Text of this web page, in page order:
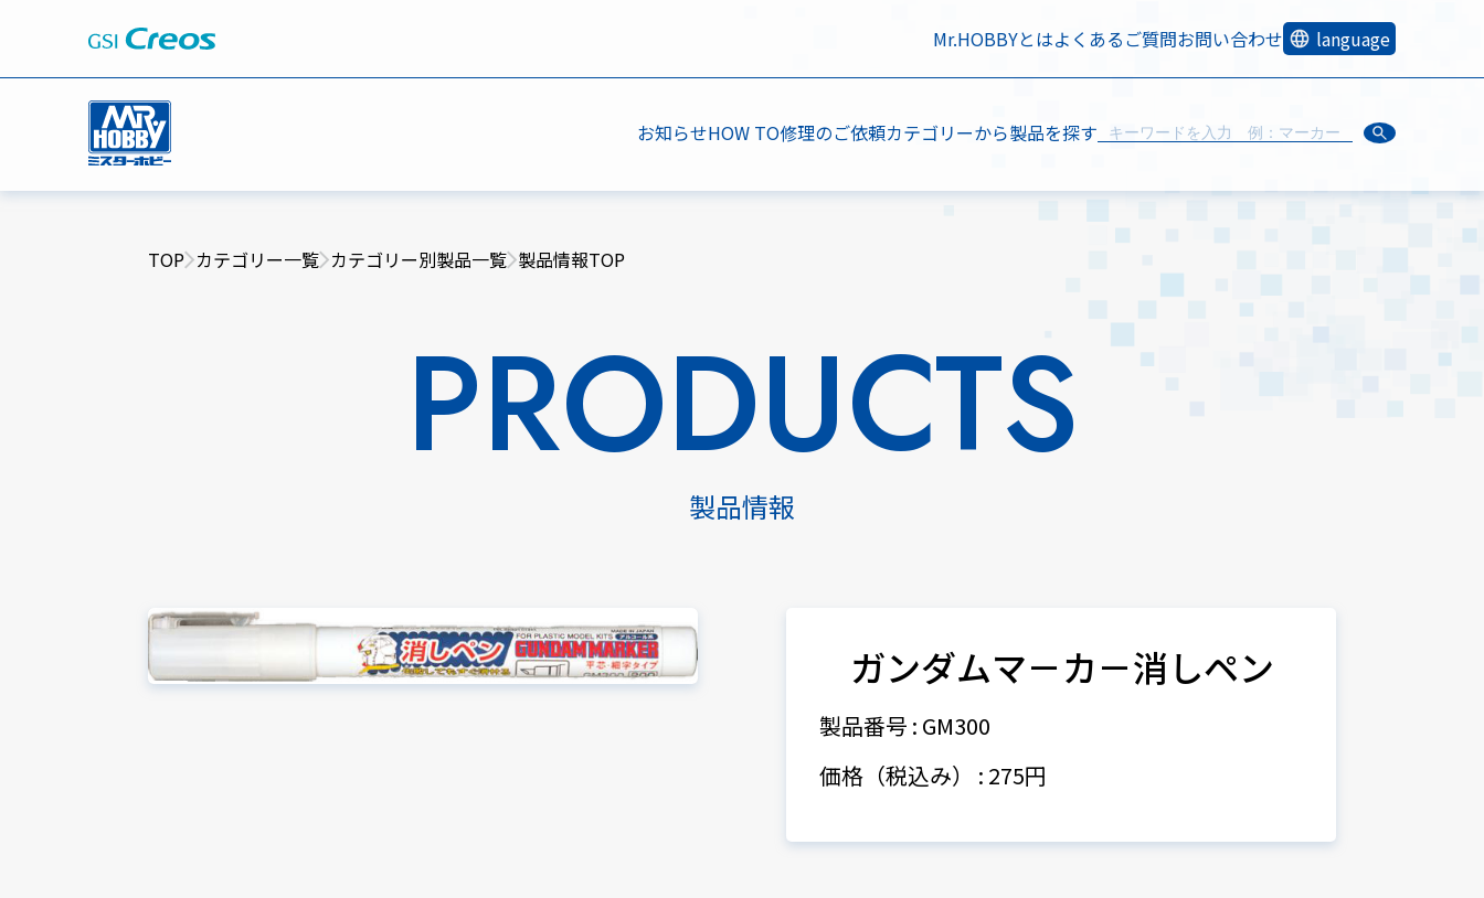
Mr.HOBBYとはよくあるご質問お問い合わせ language
お知らせHOW TO修理のご依頼カテゴリーから製品を探す
TOP カテゴリー一覧 カテゴリー別製品一覧 製品情報TOP
PRODUCTS
製品情報
ガンダムマ－カ－消しペン
製品番号 : GM300
価格（税込み） : 275円